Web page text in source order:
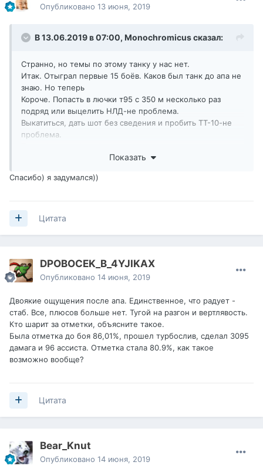
Опубликовано 13 июня, 2019
В 13.06.2019 в 07:00, Monochromicusсказал:
Странно, но темы по этому танку у нас нет.
Итак. Отыграл первые 15 боёв. Каков был танк до апа не
знаю. Но теперь
Короче. Попасть в лючки т95 с 350 м несколько раз
подряд или выцелить НЛД-не проблема.
Выкатиться, дать шот без сведения и пробить ТТ-10-не
проблема.
Пока 2660 среднего. В моих руках это хороший результат
Голды танк практически не требует.
достоинством. Не такой резвый как французы АМХ, но
сейчас такие цифры:
КД-7,68 (досыл+вент простые).
радиоперехвата). Оптика простая.
Сведение 1,56 (без приводов)
Точность-0,27.
Маскировка 29,64/6,19 (22,95/4,8).
Короче. Тем кто привык играть на Чарике, или от
дистанции на подвижных пт- РЕКОМЕНДУЮ (как и
Показать
Спасибо) я задумался))
Цитата
DPOBOCEK_B_4YJIKAX
Опубликовано 14 июня, 2019
Двоякие ощущения после апа. Единственное, что радует -
стаб. Все, плюсов больше нет. Тугой на разгон и вертлявость.
Кто шарит за отметки, объясните такое.
Была отметка до боя 86,01%, прошел турбослив, сделал 3095
дамага и 96 ассиста. Отметка стала 80.9%, как такое
возможно вообще?
Цитата
Bear_Knut
Опубликовано 14 июня, 2019